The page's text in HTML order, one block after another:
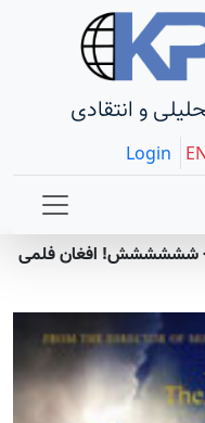
و انتقادی
Login
شششششش! افغان فلمی